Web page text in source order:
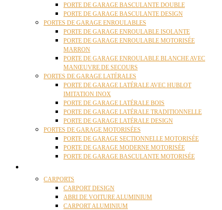
PORTE DE GARAGE BASCULANTE DOUBLE
PORTE DE GARAGE BASCULANTE DESIGN
PORTES DE GARAGE ENROULABLES
PORTE DE GARAGE ENROULABLE ISOLANTE
PORTE DE GARAGE ENROULABLE MOTORISÉE
MARRON
PORTE DE GARAGE ENROULABLE BLANCHE AVEC
MANŒUVRE DE SECOURS
PORTES DE GARAGE LATÉRALES
PORTE DE GARAGE LATÉRALE AVEC HUBLOT
IMITATION INOX
PORTE DE GARAGE LATÉRALE BOIS
PORTE DE GARAGE LATÉRALE TRADITIONNELLE
PORTE DE GARAGE LATÉRALE DESIGN
PORTES DE GARAGE MOTORISÉES
PORTE DE GARAGE SECTIONNELLE MOTORISÉE
PORTE DE GARAGE MODERNE MOTORISÉE
PORTE DE GARAGE BASCULANTE MOTORISÉE
CARPORTS
CARPORT DESIGN
ABRI DE VOITURE ALUMINIUM
CARPORT ALUMINIUM